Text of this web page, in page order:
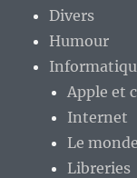
Divers
Humour
Apple et
Internet
Le
Libreries